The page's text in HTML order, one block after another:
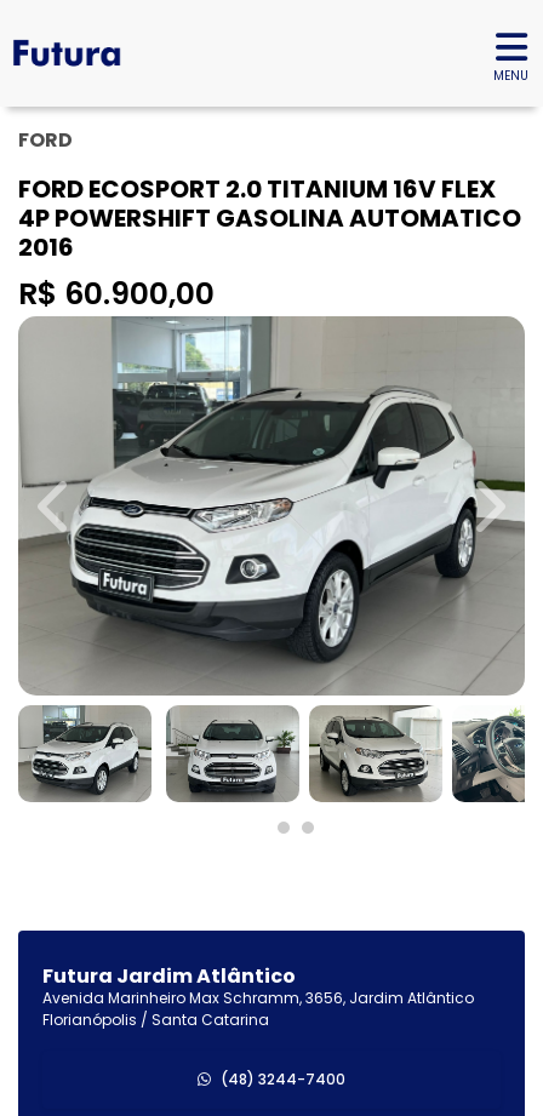
MENU
FORD
FORD ECOSPORT 2.0 TITANIUM 16V FLEX
4P POWERSHIFT GASOLINA AUTOMATICO
2016
R$ 60.900,00
Previous Next
Futura Jardim Atlântico
Avenida Marinheiro Max Schramm, 3656, Jardim Atlântico
Florianópolis / Santa Catarina
(48) 3244-7400